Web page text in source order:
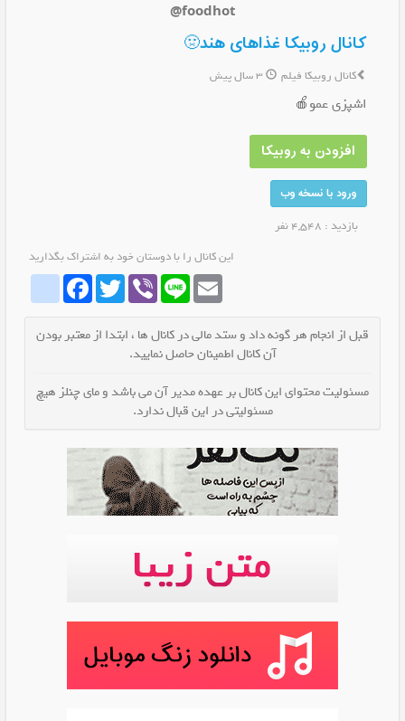
@foodhot
کانال روبیکا غذاهای هند🤢
کانال روبیکا فیلم 3 سال پیش
اشپزی عمو🍎
افزودن به روبیکا
ورود با نسخه وب
بازدید : 4,548 نفر
این کانال را با دوستان خود به اشتراک بگذارید
whatrubikaFacebookTwitter Viber Line Email
قبل از انجام هر گونه داد و ستد مالی در کانال ها ، ابتدا از معتبر بودن
آن کانال اطمینان حاصل نمایید.
مسئولیت محتوای این کانال بر عهده مدیر آن می باشد و مای چنلز هیچ
مسئولیتی در این قبال ندارد.